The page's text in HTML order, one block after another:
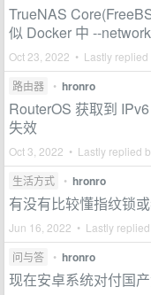
TrueNAS
似 Docker 中 --
Oct 23, 2022 • Lastly replied
路由器 • hronro
RouterOS 获取到
失效
Oct 3, 2022 • Lastly replied
生活方式 • hronro
有没有比较懂指纹锁
Jun 16, 2022 • Lastly
问与答 • hronro
现在安卓系统对付国